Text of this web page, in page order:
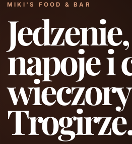
MIKI'S FOOD & BAR
Jedzenie,
napoje i